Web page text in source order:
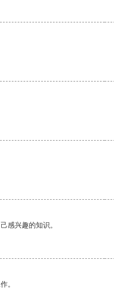
感兴趣的知识。
。